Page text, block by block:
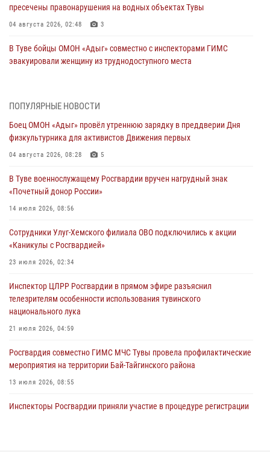
пресечены правонарушения на водных объектах Тувы
04 августа 2026, 02:48 3
В Туве бойцы ОМОН «Адыг» совместно с инспекторами ГИМС
эвакуировали женщину из труднодоступного места
Росгвардия проверила организацию отдыха детей в детских
31 июля 2026, 03:49
Сотрудники вневедомственной охраны приняли участие в акции
29 июля 2026, 09:41
26 сигналов «Тревога» с автотранспортов отработали экипажи
29 июля 2026, 08:37
В Туве офицер Росгвардии подвела итоги юбилейного личного
28 июля 2026, 07:48
ПОПУЛЯРНЫЕ НОВОСТИ
Боец ОМОН «Адыг» провёл утреннюю зарядку в преддверии Дня
физкультурника для активистов Движения первых
04 августа 2026, 08:28 5
В Туве военнослужащему Росгвардии вручен нагрудный знак
«Почетный донор России»
14 июля 2026, 08:56
Сотрудники Улуг-Хемского филиала ОВО подключились к акции
«Каникулы с Росгвардией»
23 июля 2026, 02:34
Инспектор ЦЛРР Росгвардии в прямом эфире разъяснил
телезрителям особенности использования тувинского
национального лука
21 июля 2026, 04:59
Росгвардия совместно ГИМС МЧС Тувы провела профилактические
мероприятия на территории Бай-Тайгинского района
13 июля 2026, 08:55
Инспекторы Росгвардии приняли участие в процедуре регистрации